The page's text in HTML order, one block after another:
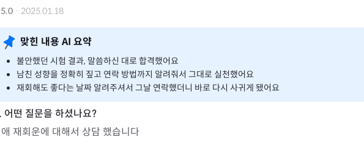
5.0 · 2025.01.18
맞힌 내용 AI 요약
불안했던 시험 결과, 말씀하신 대로 합격했어요
남친 성향을 정확히 짚고 연락 방법까지 알려줘서 그대로 실천했어요
재회해도 좋다는 날짜 알려주셔서 그날 연락했더니 바로 다시 사귀게 됐어요
재회운에 대해서 상담 했습니다